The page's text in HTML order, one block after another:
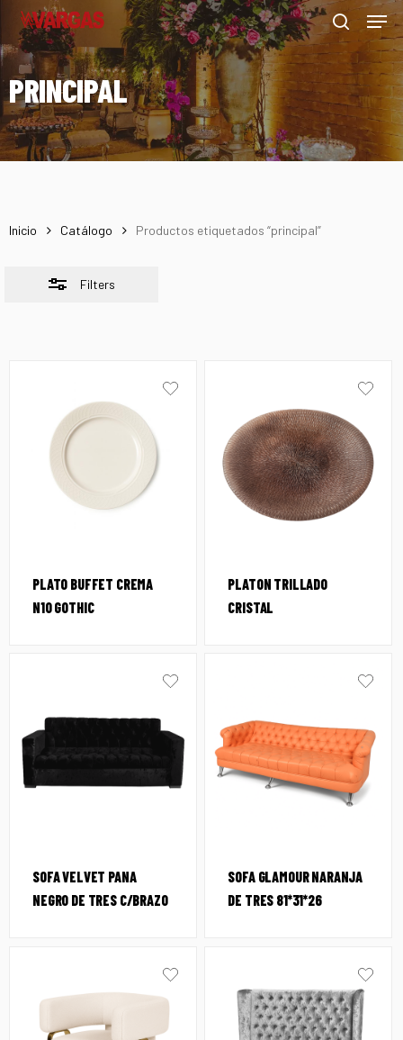
Skip
main
content
search
Menu
PRINCIPAL
Inicio Catálogo Productos etiquetados “principal”
Filters
Close
Filters
PLATO BUFFET CREMA
N10 GOTHIC
PLATON TRILLADO
CRISTAL
SOFA VELVET PANA
NEGRO DE TRES C/BRAZO
SOFA GLAMOUR NARANJA
DE TRES 81*31*26
Menu